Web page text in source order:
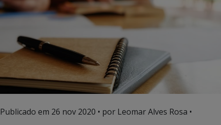
Publicado em 26 nov 2020 • por Leomar Alves Rosa •